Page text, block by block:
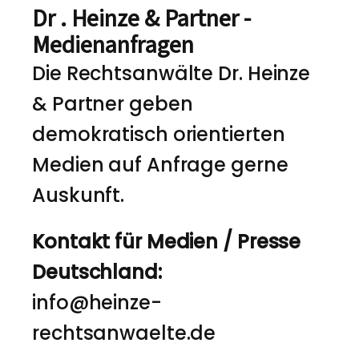
Dr . Heinze & Partner -
Medienanfragen
Die Rechtsanwälte Dr. Heinze
& Partner geben
demokratisch orientierten
Medien auf Anfrage gerne
Auskunft.
Kontakt für Medien / Presse
Deutschland:
info@heinze-
rechtsanwaelte.de